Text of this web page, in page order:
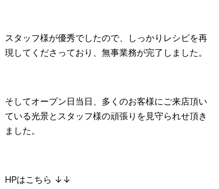
スタッフ様が優秀でしたので、しっかりレシピを再
現してくださっており、無事業務が完了しました。
そしてオープン日当日、多くのお客様にご来店頂い
ている光景とスタッフ様の頑張りを見守られせ頂き
ました。
HPはこちら ↓↓